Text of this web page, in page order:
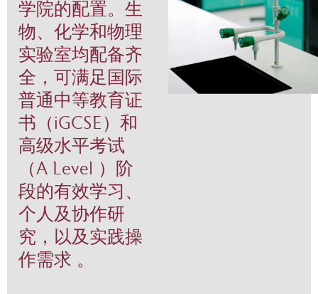
学院的配置。生
物、化学和物理
实验室均配备齐
全，可满足国际
普通中等教育证
书（iGCSE）和
高级水平考试
（A Level ）阶
段的有效学习、
个人及协作研
究，以及实践操
作需求 。